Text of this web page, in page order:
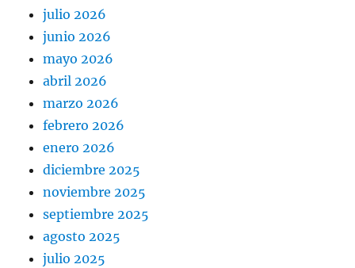
julio 2026
junio 2026
mayo 2026
abril 2026
marzo 2026
febrero 2026
enero 2026
diciembre 2025
noviembre 2025
septiembre 2025
agosto 2025
julio 2025